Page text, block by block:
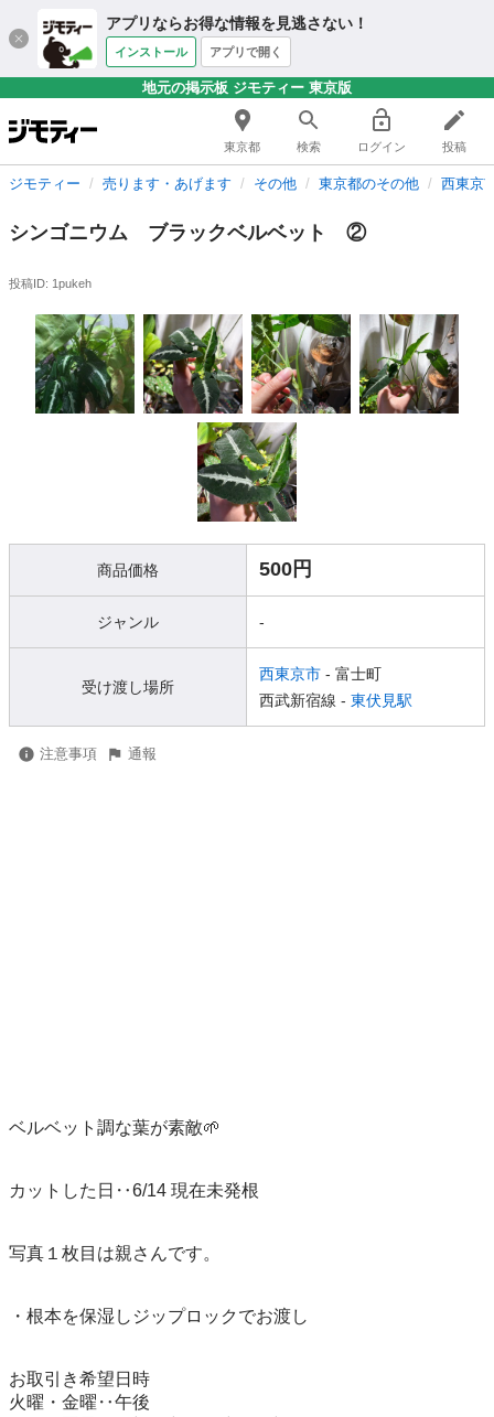
アプリならお得な情報を見逃さない！
インストール アプリで開く
地元の掲示板 ジモティー 東京版
東京都 検索 ログイン 投稿
ジモティー 売ります・あげます その他 東京都のその他 西東京
シンゴニウム ブラックベルベット ②
投稿ID: 1pukeh
商品価格 500円
ジャンル -
受け渡し場所
西東京市 - 富士町
西武新宿線 - 東伏見駅
注意事項 通報
ベルベット調な葉が素敵🌱
カットした日‥6/14 現在未発根
写真１枚目は親さんです。
・根本を保湿しジップロックでお渡し
お取引き希望日時
火曜・金曜‥午後